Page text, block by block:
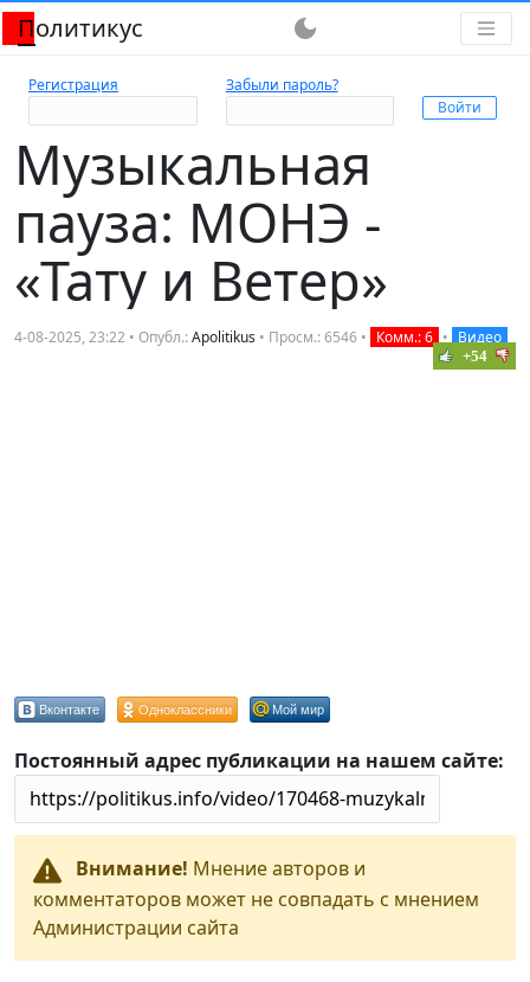
Политикус dark_mode
Регистрация Забыли пароль?
Музыкальная
пауза: МОНЭ -
«Тату и Ветер»
4-08-2025, 23:22 • Опубл.:Apolitikus • Просм.: 6546 • Комм.: 6 • Видео
+54
Вконтакте Одноклассники Мой мир
Постоянный адрес публикации на нашем сайте:
Внимание! Мнение авторов и
комментаторов может не совпадать с мнением
Администрации сайта